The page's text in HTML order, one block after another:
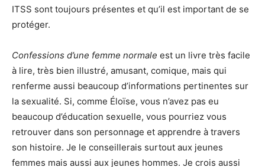
ITSS sont toujours présentes et qu’il est important de se
protéger.
Confessions d’une femme normale est un livre très facile
à lire, très bien illustré, amusant, comique, mais qui
renferme aussi beaucoup d’informations pertinentes sur
la sexualité. Si, comme Éloïse, vous n’avez pas eu
beaucoup d’éducation sexuelle, vous pourriez vous
retrouver dans son personnage et apprendre à travers
son histoire. Je le conseillerais surtout aux jeunes
femmes mais aussi aux jeunes hommes. Je crois aussi